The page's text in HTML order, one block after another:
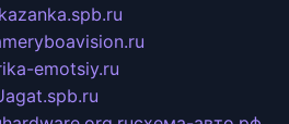
kazanka.spb.ru
emotsiy.ru
agat.spb.ru